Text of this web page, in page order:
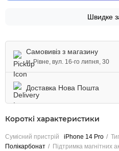
Швидке
Самовивіз з магазину
м. Рівне, вул. 16-го липня, 30
Доставка Нова Пошта
Короткі характеристики
Сумісний пристрій iPhone 14 Pro
Полікарбонат
Підтримка магнітних